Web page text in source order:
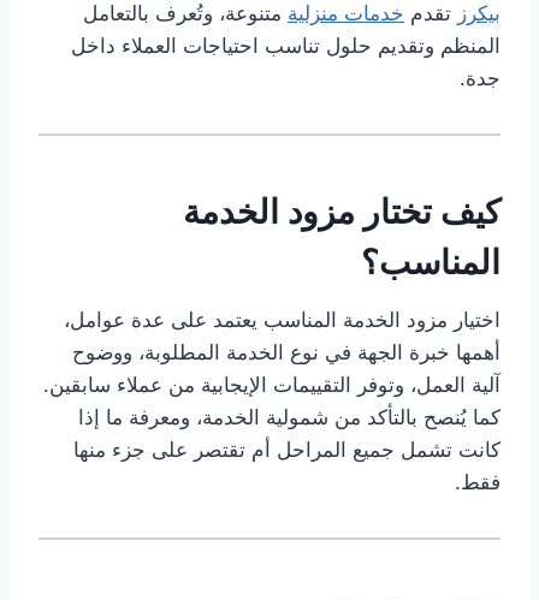
بيكرز تقدم خدمات منزلية متنوعة، وتُعرف بالتعامل
المنظم وتقديم حلول تناسب احتياجات العملاء داخل
جدة.
كيف تختار مزود الخدمة
المناسب؟
اختيار مزود الخدمة المناسب يعتمد على عدة عوامل،
أهمها خبرة الجهة في نوع الخدمة المطلوبة، ووضوح
آلية العمل، وتوفر التقييمات الإيجابية من عملاء سابقين.
كما يُنصح بالتأكد من شمولية الخدمة، ومعرفة ما إذا
كانت تشمل جميع المراحل أم تقتصر على جزء منها
فقط.